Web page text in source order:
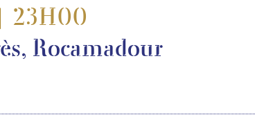
23H00
Rocamadour